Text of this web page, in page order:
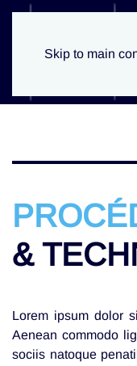
Skip to main
&
Lorem ipsum dolor
Aenean commodo
sociis natoque